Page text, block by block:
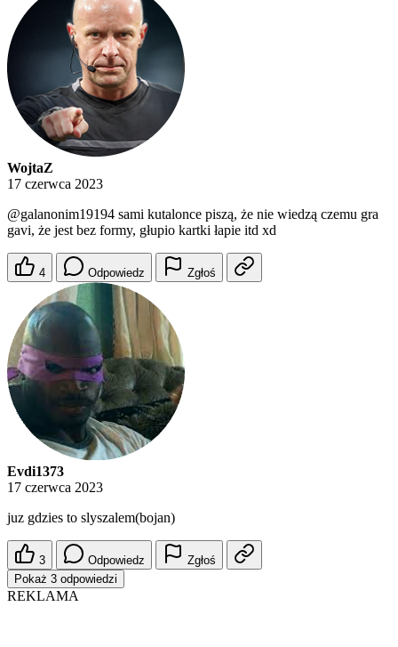
WojtaZ
17 czerwca 2023
@galanonim19194 sami kutalonce piszą, że nie wiedzą czemu gra
gavi, że jest bez formy, głupio kartki łapie itd xd
4 Odpowiedz Zgłoś
Evdi1373
17 czerwca 2023
juz gdzies to slyszalem(bojan)
3 Odpowiedz
Zgłoś
Pokaż 3 odpowiedzi
REKLAMA